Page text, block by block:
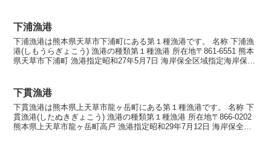
下浦漁港
下浦漁港は熊本県天草市下浦町にある第１種漁港です。 名称 下浦漁
港(しもうらぎょこう) 漁港の種類第１種漁港 所在地〒861-6551 熊本
県天草市下浦町 漁港指定昭和27年5月7日 海岸保全区域指定海岸保全
下貫漁港
下貫漁港は熊本県上天草市龍ヶ岳町にある第１種漁港です。 名称 下
貫漁港(したぬきぎょこう) 漁港の種類第１種漁港 所在地〒866-0202
熊本県上天草市龍ヶ岳町高戸 漁港指定昭和29年7月12日 海岸保全区